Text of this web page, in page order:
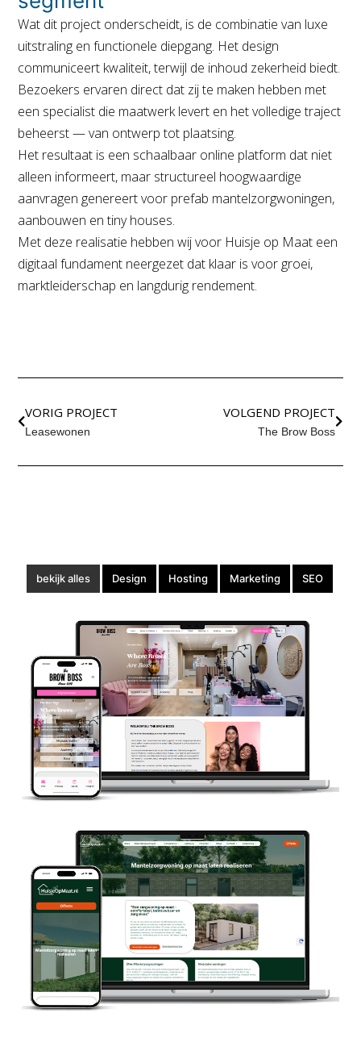
Wat dit project onderscheidt, is de combinatie van luxe
uitstraling en functionele diepgang. Het design
communiceert kwaliteit, terwijl de inhoud zekerheid biedt.
Bezoekers ervaren direct dat zij te maken hebben met
een specialist die maatwerk levert en het volledige traject
beheerst — van ontwerp tot plaatsing.
Het resultaat is een schaalbaar online platform dat niet
alleen informeert, maar structureel hoogwaardige
aanvragen genereert voor prefab mantelzorgwoningen,
aanbouwen entiny houses.
Met deze realisatie hebben wij voor Huisje op Maat een
digitaal fundament neergezet dat klaar is voor groei,
marktleiderschap en langdurig rendement.
VORIG PROJECT
Leasewonen
VOLGEND PROJECT
The Brow Boss
bekijk alles Design Hosting Marketing SEO